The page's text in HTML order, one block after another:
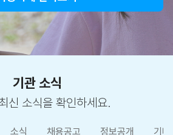
기관 소식
신 소식을 확인하세요.
소식 채용공고 정보공개 기타